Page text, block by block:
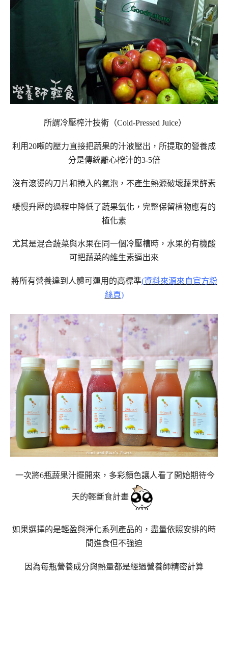
所謂冷壓榨汁技術（Cold-Pressed Juice）
利用 20噸的壓力直接把蔬果的汁液壓出，所提取的營養成
分是傳統離心榨汁的3-5倍
沒有滾燙的刀片和捲入的氣泡，不產生熱源破壞蔬果酵素
緩慢升壓的過程中降低了蔬果氧化，完整保留植物應有的
植化素
尤其是混合蔬菜與水果在同一個冷壓槽時，水果的有機酸
可把蔬菜的維生素逼出來
將所有營養達到人體可運用的高標準(資料來源來自官方粉
絲頁)
一次將6瓶蔬果汁擺開來，多彩顏色讓人看了開始期待今
天的輕斷食計畫
如果選擇的是輕盈與淨化系列產品的，盡量依照安排的時
間進食但不強迫
因為每瓶營養成分與熱量都是經過營養師精密計算